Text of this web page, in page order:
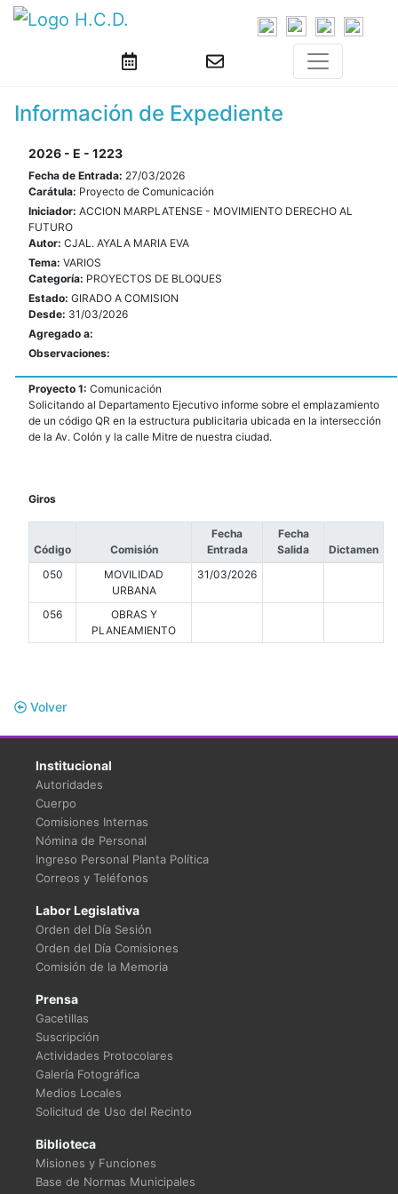
Información de Expediente
2026 - E - 1223
Fecha de Entrada: 27/03/2026
Carátula: Proyecto de Comunicación
Iniciador: ACCION MARPLATENSE - MOVIMIENTO DERECHO AL
FUTURO
Autor: CJAL. AYALA MARIA EVA
Tema: VARIOS
Categoría: PROYECTOS DE BLOQUES
Estado: GIRADO A COMISION
Desde: 31/03/2026
Agregado a:
Observaciones:
Proyecto 1: Comunicación
Solicitando al Departamento Ejecutivo informe sobre el emplazamiento
de un código QR en la estructura publicitaria ubicada en la intersección
de la Av. Colón y la calle Mitre de nuestra ciudad.
Giros
Código Comisión
Fecha
Entrada
Fecha
Salida
Dictamen
050
MOVILIDAD
URBANA
31/03/2026
056
OBRAS Y
PLANEAMIENTO
Volver
Institucional
Autoridades
Cuerpo
Comisiones Internas
Nómina de Personal
Ingreso Personal Planta Política
Correos y Teléfonos
Labor Legislativa
Orden del Día Sesión
Orden del Día Comisiones
Comisión de la Memoria
Prensa
Gacetillas
Suscripción
Actividades Protocolares
Galería Fotográfica
Medios Locales
Solicitud de Uso del Recinto
Biblioteca
Misiones y Funciones
Base de Normas Municipales